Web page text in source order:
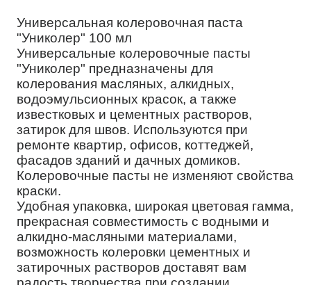
Универсальная колеровочная паста
"Униколер" 100 мл
Универсальные колеровочные пасты
"Униколер" предназначены для
колерования масляных, алкидных,
водоэмульсионных красок, а также
известковых и цементных растворов,
затирок для швов. Используются при
ремонте квартир, офисов, коттеджей,
фасадов зданий и дачных домиков.
Колеровочные пасты не изменяют свойства
краски.
Удобная упаковка, широкая цветовая гамма,
прекрасная совместимость с водными и
алкидно-масляными материалами,
возможность колеровки цементных и
затирочных растворов доставят вам